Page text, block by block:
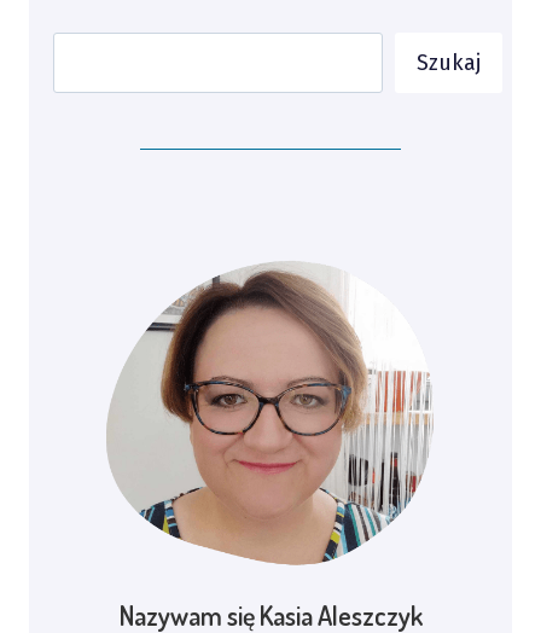
Szukaj
Nazywam się Kasia Aleszczyk